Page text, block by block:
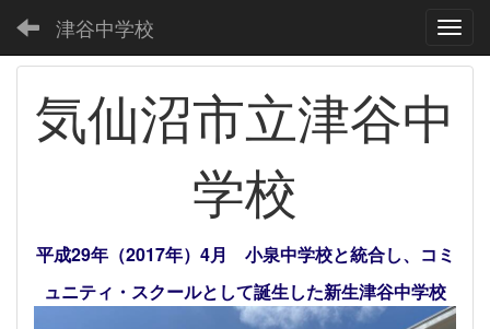
津谷中学校
気仙沼市立津谷中
学校
平成29年（2017年）4月 小泉中学校と統合し、コミ
ュニティ・スクールとして誕生した新生津谷中学校